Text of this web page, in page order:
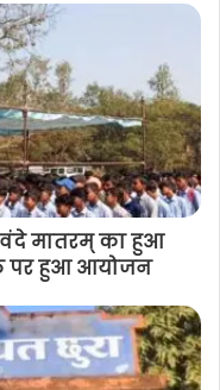
वंदे मातरम् का हुआ
पर हुआ आयोजन